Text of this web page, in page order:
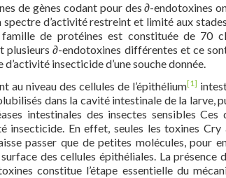
de gènes codant pour des ∂-endotoxines
d’activité restreint et limité aux
de protéines est constituée de 70
plusieurs ∂-endotoxines différentes et ce
insecticide d’une souche donnée.
au niveau des cellules de l’épithélium[1]
dans la cavité intestinale de la
intestinales des insectes sensibles Ces
insecticide. En effet, seules les toxines Cry
passer que de petites molécules, pour
des cellules épithéliales. La présence
constitue l’étape essentielle du